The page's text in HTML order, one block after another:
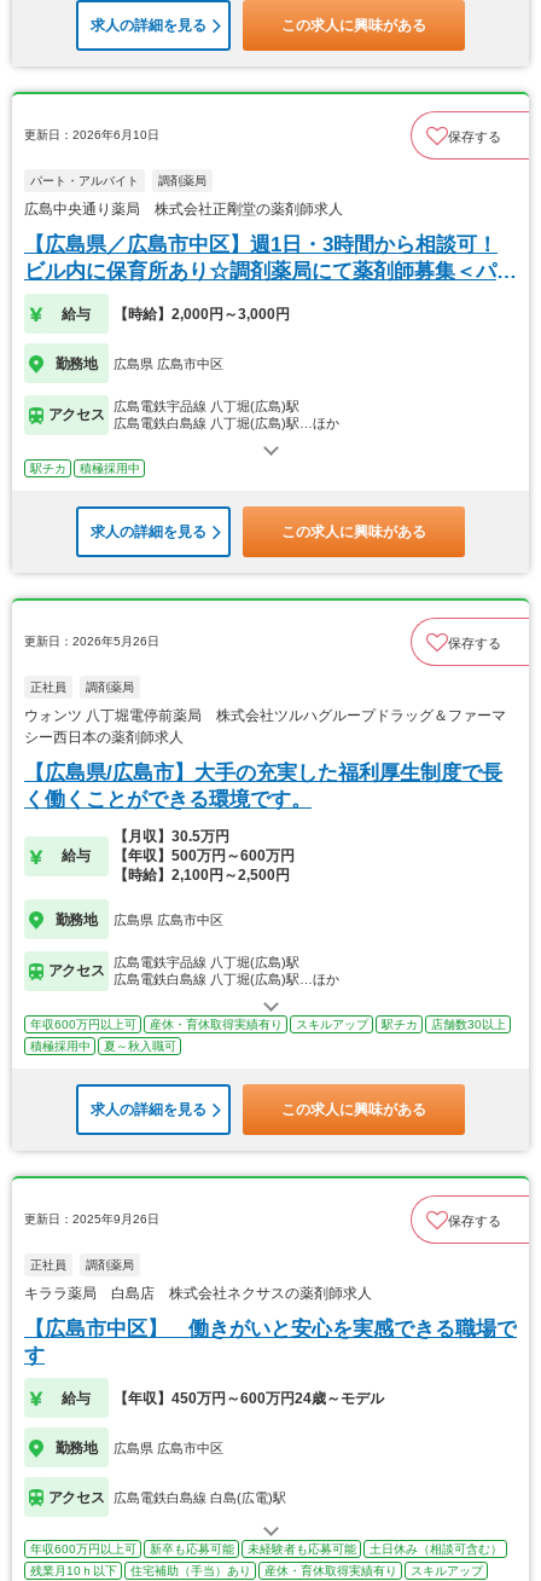
求人の詳細を見る この求人に興味がある
更新日：2026年6月10日 保存する
パート・アルバイト 調剤薬局
広島中央通り薬局 株式会社正剛堂の薬剤師求人
【広島県／広島市中区】週1日・3時間から相談可！
ビル内に保育所あり☆調剤薬局にて薬剤師募集＜パー
ト＞
給与 【時給】2,000円～3,000円
勤務地 広島県 広島市中区
アクセス
広島電鉄宇品線 八丁堀(広島)駅
広島電鉄白島線 八丁堀(広島)駅…ほか
駅チカ 積極採用中
求人の詳細を見る この求人に興味がある
更新日：2026年5月26日 保存する
正社員 調剤薬局
ウォンツ 八丁堀電停前薬局 株式会社ツルハグループドラッグ＆ファーマ
シー西日本の薬剤師求人
【広島県/広島市】大手の充実した福利厚生制度で長
く働くことができる環境です。
給与
【月収】30.5万円
【年収】500万円～600万円
【時給】2,100円～2,500円
勤務地 広島県 広島市中区
アクセス
広島電鉄宇品線 八丁堀(広島)駅
広島電鉄白島線 八丁堀(広島)駅…ほか
年収600万円以上可 産休・育休取得実績有り スキルアップ 駅チカ
店舗数30以上
積極採用中
夏～秋入職可
求人の詳細を見る この求人に興味がある
更新日：2025年9月26日 保存する
正社員 調剤薬局
キララ薬局 白島店 株式会社ネクサスの薬剤師求人
【広島市中区】 働きがいと安心を実感できる職場で
す
給与 【年収】450万円～600万円24歳～モデル
勤務地 広島県 広島市中区
アクセス 広島電鉄白島線 白島(広電)駅
年収600万円以上可 新卒も応募可能 未経験者も応募可能
土日休み（相談可含む）
残業月10ｈ以下
住宅補助（手当）あり 産休・育休取得実績有り スキルアップ